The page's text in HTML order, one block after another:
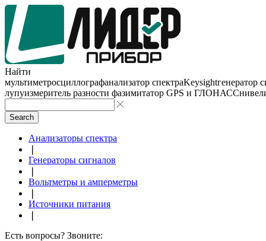
Найти
мультиметросциллографанализатор спектраKeysightгенератор
лупуизмеритель разности фазимитатор GPS и ГЛОНАСС
Search
Анализаторы спектра
Генераторы сигналов
Вольтметры и амперметры
Источники питания
Есть вопросы? Звоните: